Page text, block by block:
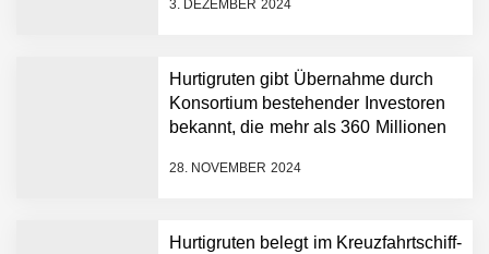
Direct“-Kreuzfahrt ab
3. DEZEMBER 2024
Hurtigruten gibt Übernahme durch
Konsortium bestehender Investoren
bekannt, die mehr als 360 Millionen
Unternehmen einbringen
28. NOVEMBER 2024
Hurtigruten belegt im Kreuzfahrtschiff-